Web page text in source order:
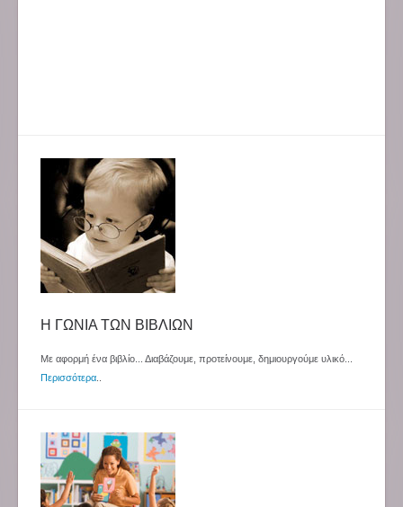
Η ΓΩΝΙΑ ΤΩΝ ΒΙΒΛΙΩΝ
Με αφορμή ένα βιβλίο... Διαβάζουμε, προτείνουμε, δημιουργούμε υλικό...
Περισσότερα